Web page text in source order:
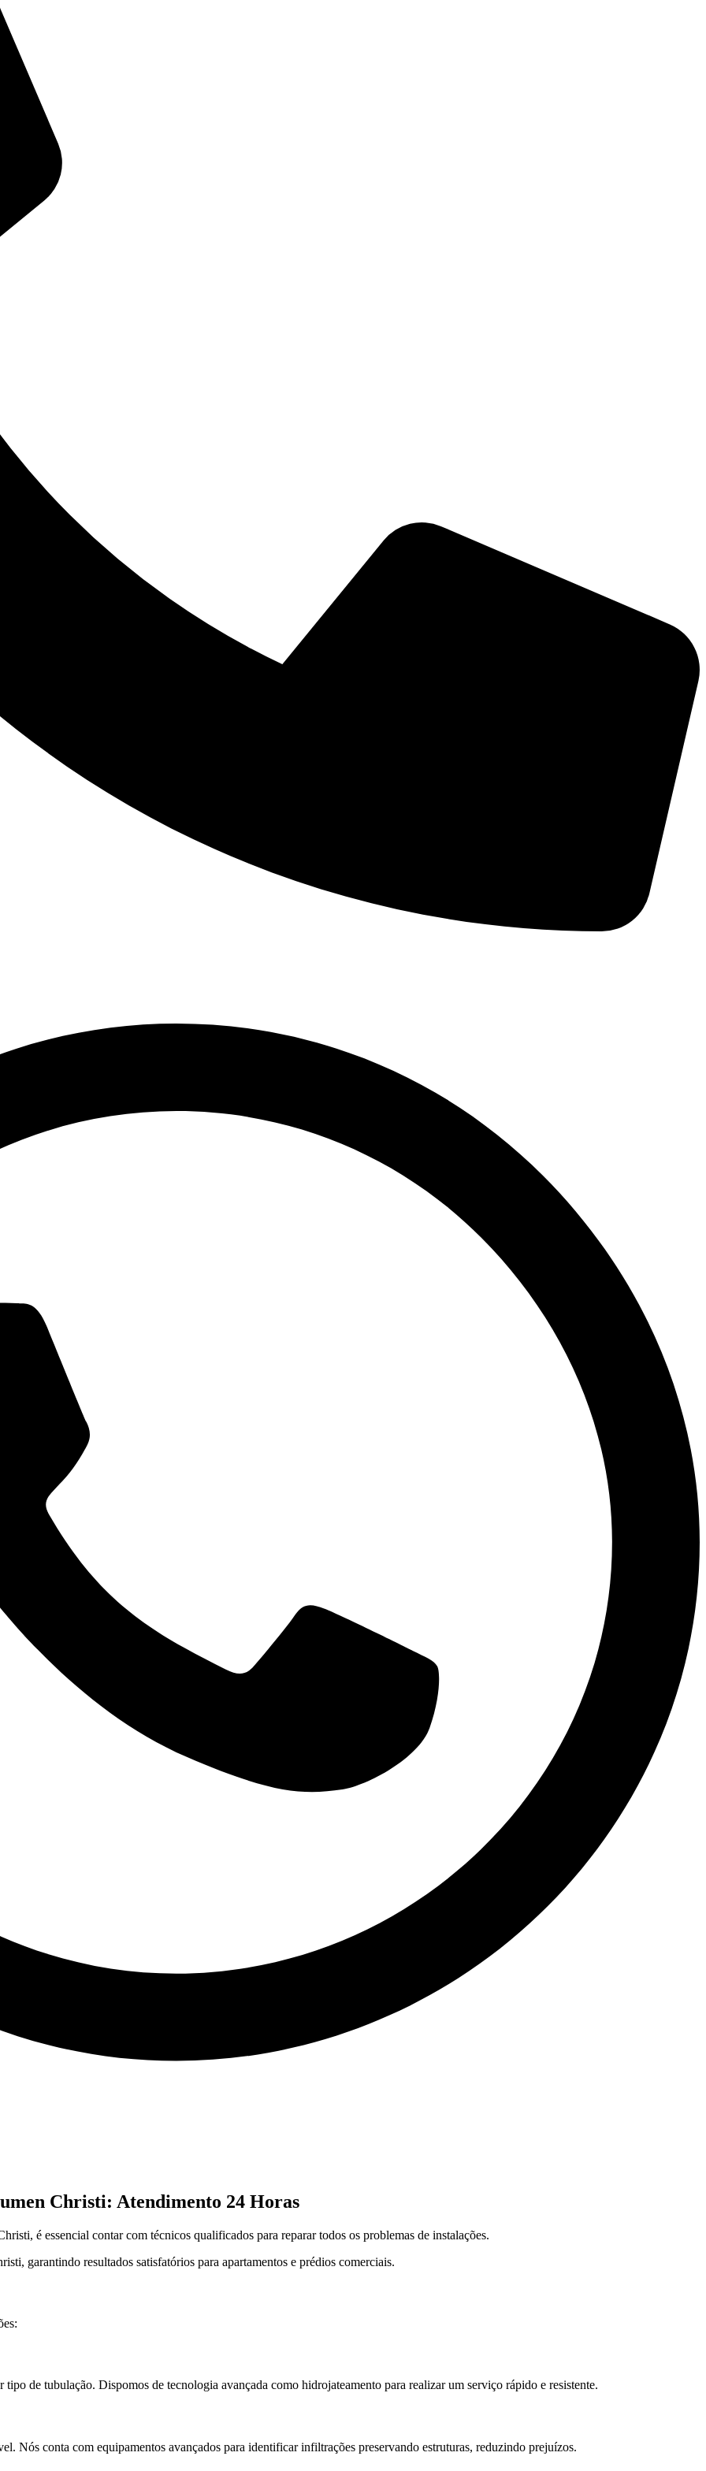
Christi: Atendimento 24 Horas
é essencial contar com técnicos qualificados para reparar todos os problemas de instalações.
garantindo resultados satisfatórios para apartamentos e prédios comerciais.
de tubulação. Dispomos de tecnologia avançada como hidrojateamento para realizar um serviço rápido e resistente.
Nós conta com equipamentos avançados para identificar infiltrações preservando estruturas, reduzindo prejuízos.